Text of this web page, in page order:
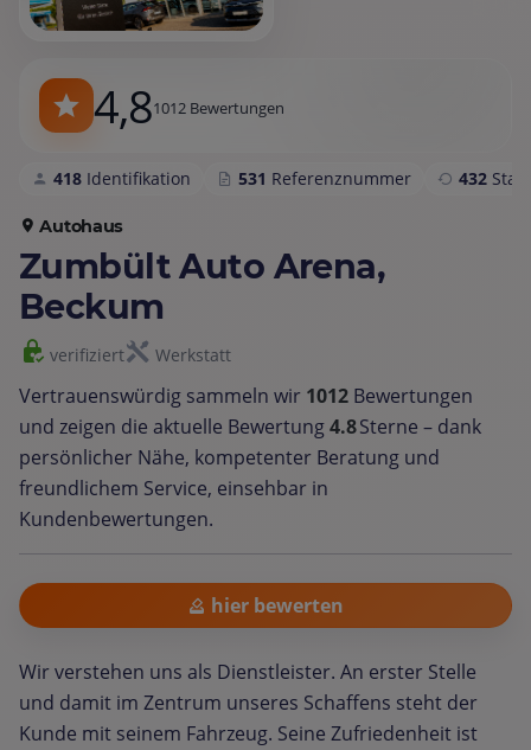
4,81012 Bewertungen
418 Identifikation 531 Referenznummer 432
Autohaus
Zumbült Auto Arena,
Beckum
verifiziert Werkstatt
Vertrauenswürdig sammeln wir 1012 Bewertungen
und zeigen die aktuelle Bewertung4.8Sterne – dank
persönlicher Nähe, kompetenter Beratung und
freundlichem Service, einsehbar in
Kundenbewertungen.
hier bewerten
Wir verstehen uns als Dienstleister. An erster Stelle
und damit im Zentrum unseres Schaffens steht der
Kunde mit seinem Fahrzeug. Seine Zufriedenheit ist